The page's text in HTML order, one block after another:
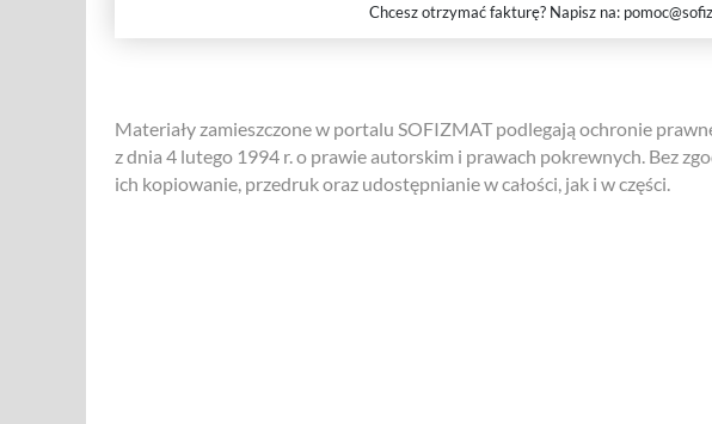
Chcesz otrzymać fakturę? Napisz na:
Materiały zamieszczone w portalu SOFIZMAT podlegają ochronie
z dnia 4 lutego 1994 r. o prawie autorskim i prawach pokrewnych. Bez
ich kopiowanie, przedruk oraz udostępnianie w całości, jak i w części.